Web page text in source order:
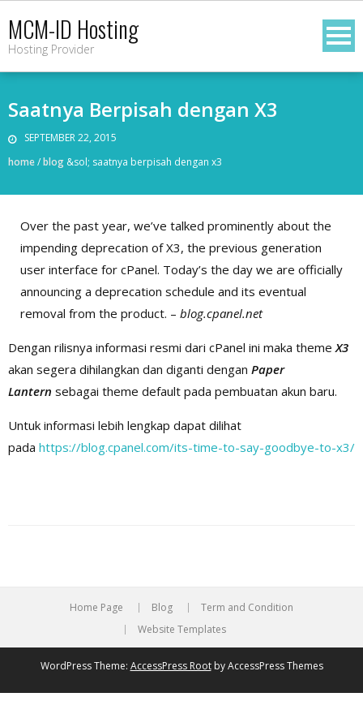
content
MCM-ID Hosting
Hosting Provider
Saatnya Berpisah dengan X3
SEPTEMBER 22, 2015
home/blog &sol; saatnya berpisah dengan x3
Over the past year, we’ve talked prominently about the
impending deprecation of X3, the previous generation
user interface for cPanel. Today’s the day we are officially
announcing a deprecation schedule and its eventual
removal from the product. – blog.cpanel.net
Dengan rilisnya informasi resmi dari cPanel ini maka themeX3
akan segera dihilangkan dan diganti dengan Paper
Lantern sebagai theme default pada pembuatan akun baru.
Untuk informasi lebih lengkap dapat dilihat
pada https://blog.cpanel.com/its-time-to-say-goodbye-to-x3/
Home Page Blog
Term and Condition
Website Templates
WordPress Theme: AccessPress Rootby AccessPress Themes